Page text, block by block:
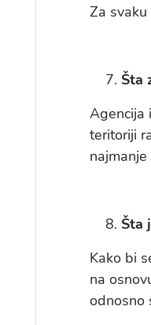
Za
Šta
Agencija
teritoriji
Šta
Kako bi
na
odnosno